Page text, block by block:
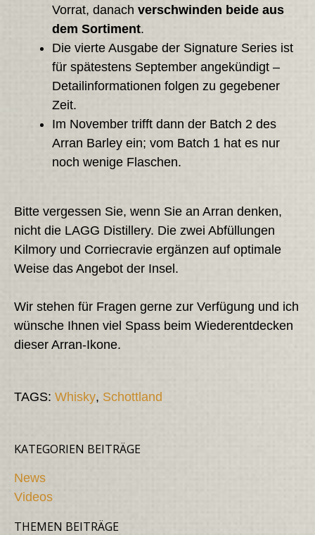
Vorrat, danach verschwinden beide aus
dem Sortiment.
Die vierte Ausgabe der Signature Series ist
für spätestens September angekündigt –
Detailinformationen folgen zu gegebener
Zeit.
Im November trifft dann der Batch 2 des
Arran Barley ein; vom Batch 1 hat es nur
noch wenige Flaschen.
Bitte vergessen Sie, wenn Sie an Arran denken,
nicht die LAGG Distillery. Die zwei Abfüllungen
Kilmory und Corriecravie ergänzen auf optimale
Weise das Angebot der Insel.
Wir stehen für Fragen gerne zur Verfügung und ich
wünsche Ihnen viel Spass beim Wiederentdecken
dieser Arran-Ikone.
TAGS: Whisky, Schottland
KATEGORIEN BEITRÄGE
News
Videos
THEMEN BEITRÄGE